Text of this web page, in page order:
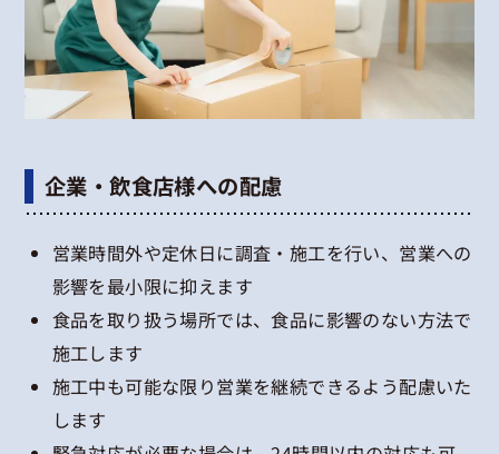
企業・飲食店様への配慮
営業時間外や定休日に調査・施工を行い、営業への
影響を最小限に抑えます
食品を取り扱う場所では、食品に影響のない方法で
施工します
施工中も可能な限り営業を継続できるよう配慮いた
します